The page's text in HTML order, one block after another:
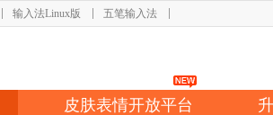
输入法Linux版 五笔输入法
皮肤表情开放平台